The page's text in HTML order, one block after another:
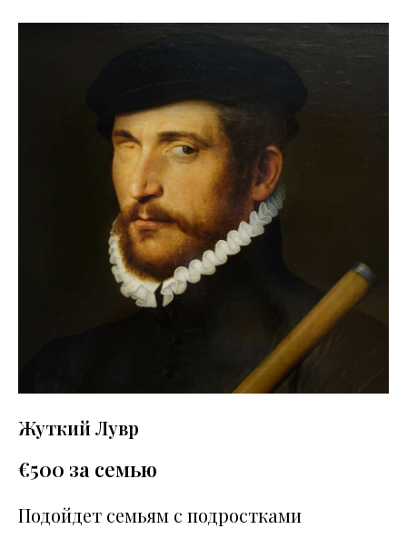
Жуткий Лувр
€500 за семью
Подойдет семьям с подростками